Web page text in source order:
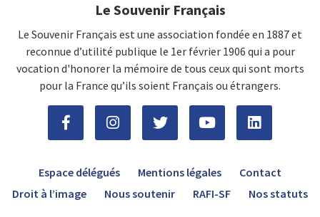
Le Souvenir Français
Le Souvenir Français est une association fondée en 1887 et
reconnue d’utilité publique le 1er février 1906 qui a pour
vocation d'honorer la mémoire de tous ceux qui sont morts
pour la France qu’ils soient Français ou étrangers.
Espace délégués Mentions légales
Contact
Droit à l’image
Nous soutenir RAFI-SF Nos statuts